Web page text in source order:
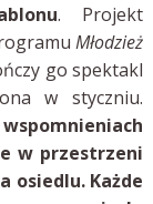
. Projekt
Młodzież
go spektakl
w styczniu.
w przestrzeni
osiedlu. Każde